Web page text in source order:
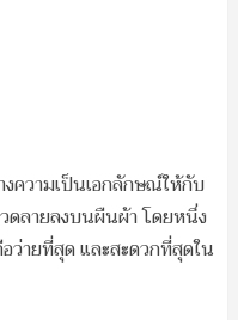
ความเป็นเอกลักษณ์ให้กับ
ดลายลงบนผืนผ้า โดยหนึ่ง
ว่ายที่สุด และสะดวกที่สุดใน